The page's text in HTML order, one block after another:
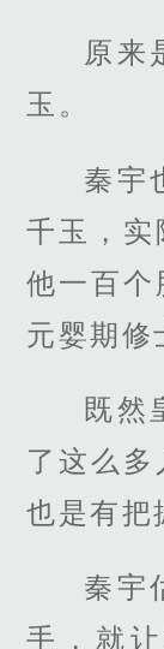
原来
玉。
秦宇
千玉，实
他一百个
元婴期修
既然
了这么多
也是有把
秦宇
手，就